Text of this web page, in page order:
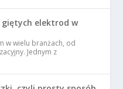
elektrod w
w wielu branżach, od
Jednym z